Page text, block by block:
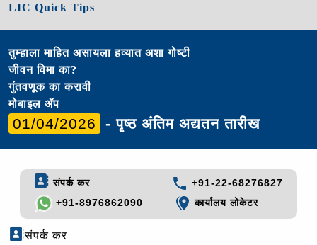
LIC Quick Tips
तुम्हाला माहित असायला हव्यात अशा गोष्टी
जीवन विमा का?
गुंतवणूक का करावी
मोबाइल ॲप
01/04/2026 - पृष्ठ अंतिम अद्यतन तारीख
संपर्क कर
+91-22-68276827
+91-8976862090
कार्यालय लोकेटर
संपर्क कर